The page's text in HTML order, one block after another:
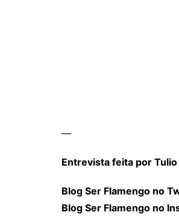
—
Entrevista feita por
Blog Ser Flamengo no
Blog Ser Flamengo no